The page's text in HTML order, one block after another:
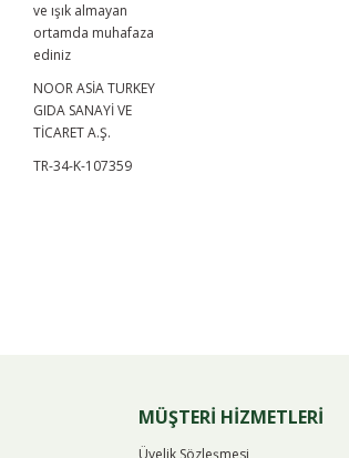
ve ışık almayan
ortamda muhafaza
ediniz
NOOR ASİA TURKEY
GIDA SANAYİ VE
TİCARET A.Ş.
TR-34-K-107359
MÜŞTERİ HİZMETLERİ
Üyelik Sözleşmesi